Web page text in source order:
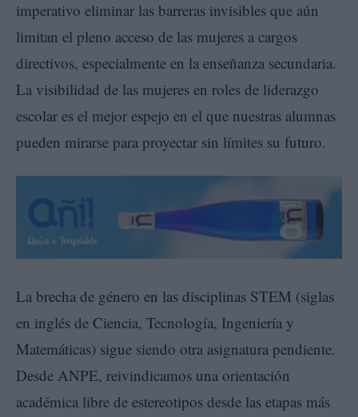
imperativo eliminar las barreras invisibles que aún
limitan el pleno acceso de las mujeres a cargos
directivos, especialmente en la enseñanza secundaria.
La visibilidad de las mujeres en roles de liderazgo
escolar es el mejor espejo en el que nuestras alumnas
pueden mirarse para proyectar sin límites su futuro.
La brecha de género en las disciplinas STEM (siglas
en inglés de Ciencia, Tecnología, Ingeniería y
Matemáticas) sigue siendo otra asignatura pendiente.
Desde ANPE, reivindicamos una orientación
académica libre de estereotipos desde las etapas más